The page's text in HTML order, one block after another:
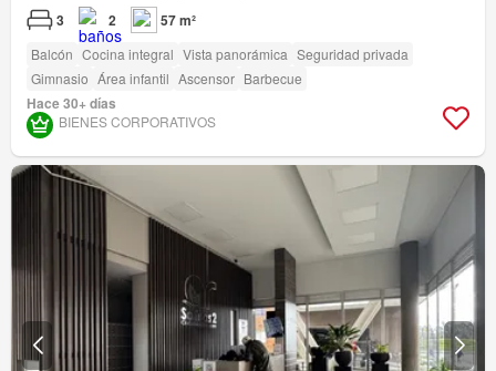
3 2 57 m²
Balcón Cocina integral Vista panorámica Seguridad privada
Gimnasio Área infantil Ascensor Barbecue
Hace 30+ días
BIENES CORPORATIVOS